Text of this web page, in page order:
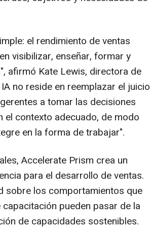
el rendimiento de ventas
visibilizar, enseñar, formar y
afirmó Kate Lewis, directora de
no reside en reemplazar el juicio
a tomar las decisiones
contexto adecuado, de modo
en la forma de trabajar".
Accelerate Prism crea un
para el desarrollo de ventas.
sobre los comportamientos que
pueden pasar de la
de capacidades sostenibles.